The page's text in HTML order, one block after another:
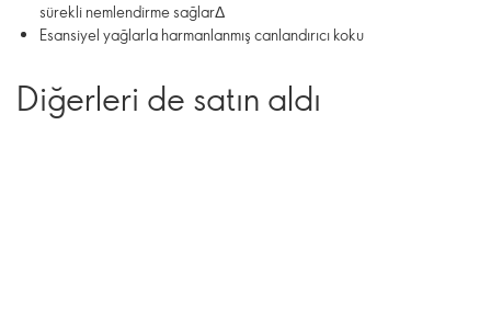
sürekli nemlendirme sağlarΔ
Esansiyel yağlarla harmanlanmış canlandırıcı koku
Diğerleri de satın aldı